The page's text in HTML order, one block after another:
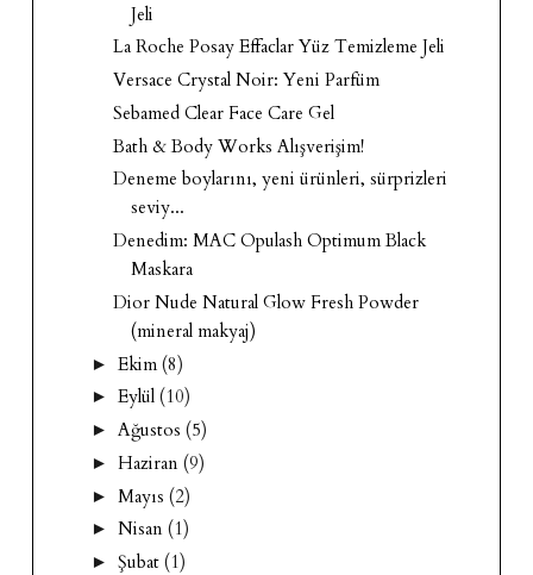
Jeli
La Roche Posay Effaclar Yüz Temizleme Jeli
Versace Crystal Noir: Yeni Parfüm
Sebamed Clear Face Care Gel
Bath & Body Works Alışverişim!
Deneme boylarını, yeni ürünleri, sürprizleri
seviy...
Denedim: MAC Opulash Optimum Black
Maskara
Dior Nude Natural Glow Fresh Powder
(mineral makyaj)
► Ekim (8)
► Eylül (10)
► Ağustos (5)
► Haziran (9)
► Mayıs (2)
► Nisan (1)
► Şubat (1)